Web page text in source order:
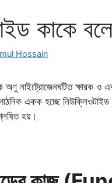
কাকে
Hossain
অণু নাইট্রোজেনঘটিত ক্ষারক
একক হচ্ছে নিউক্লিওটাইড।
হয়।